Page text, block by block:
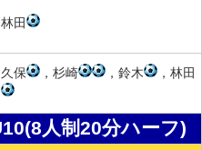
林田
久保 ，杉崎 ，鈴木 ，林田
人制20分ハーフ)